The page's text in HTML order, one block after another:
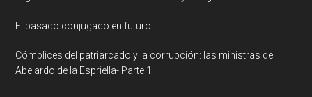
El pasado conjugado en futuro
Cómplices del patriarcado y la corrupción: las ministras de
Abelardo de la Espriella- Parte 1